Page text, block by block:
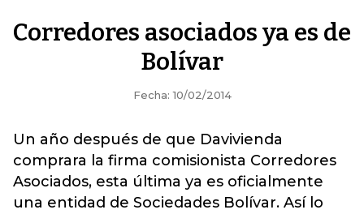
Corredores asociados ya es de
Bolívar
Fecha: 10/02/2014
Un año después de que Davivienda
comprara la firma comisionista Corredores
Asociados, esta última ya es oficialmente
una entidad de Sociedades Bolívar. Así lo